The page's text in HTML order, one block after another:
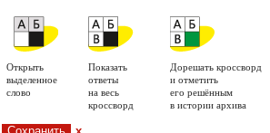
Открыть
выделенное
слово
Показать
ответы
на весь
кроссворд
Дорешать кроссворд
и отметить
его решённым
в истории архива